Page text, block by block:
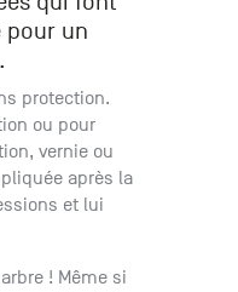
pour un
protection.
ou pour
vernie ou
après la
et lui
! Même si